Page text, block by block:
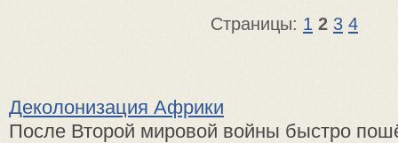
Страницы: 1 2 3 4
Деколонизация Африки
После Второй мировой войны быстро